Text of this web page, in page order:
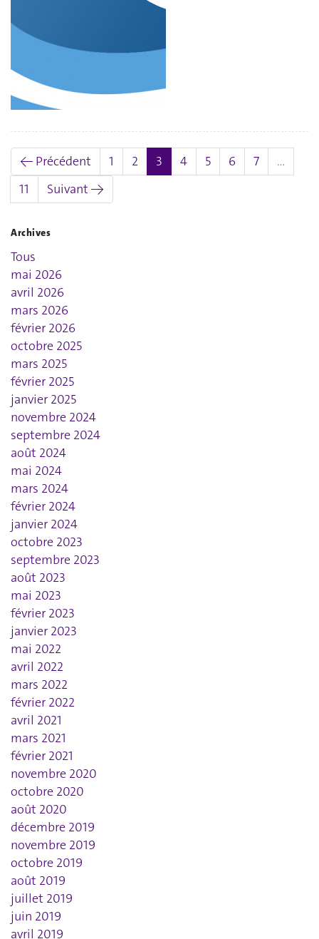
← Précédent 1 2 3 (actuel)
4 5 6 7
…
11
Suivant →
Archives
Tous
mai 2026
avril 2026
mars 2026
février 2026
octobre 2025
mars 2025
février 2025
janvier 2025
novembre 2024
septembre 2024
août 2024
mai 2024
mars 2024
février 2024
janvier 2024
octobre 2023
septembre 2023
août 2023
mai 2023
février 2023
janvier 2023
mai 2022
avril 2022
mars 2022
février 2022
avril 2021
mars 2021
février 2021
novembre 2020
octobre 2020
août 2020
décembre 2019
novembre 2019
octobre 2019
août 2019
juillet 2019
juin 2019
avril 2019